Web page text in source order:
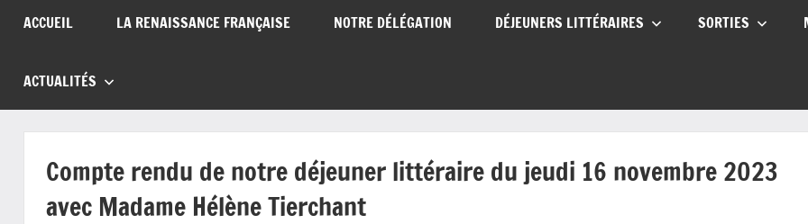
Renaissance
Française
Francophonie
ACCUEIL LA RENAISSANCE FRANÇAISE NOTRE DÉLÉGATION DÉJEUNERS LITTÉRAIRES SORTIES
ACTUALITÉS
Compte rendu de notre déjeuner littéraire du jeudi 16 novembre 2023
avec Madame Hélène Tierchant